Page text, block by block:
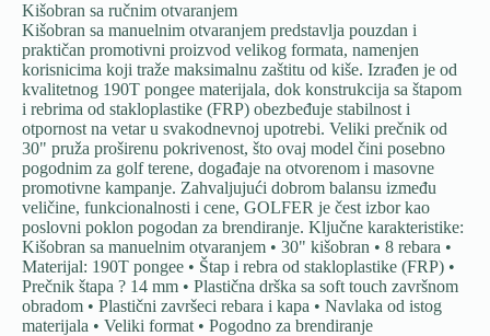
Kišobran sa ručnim otvaranjem
Kišobran sa manuelnim otvaranjem predstavlja pouzdan i
praktičan promotivni proizvod velikog formata, namenjen
korisnicima koji traže maksimalnu zaštitu od kiše. Izrađen je od
kvalitetnog 190T pongee materijala, dok konstrukcija sa štapom
i rebrima od stakloplastike (FRP) obezbeđuje stabilnost i
otpornost na vetar u svakodnevnoj upotrebi. Veliki prečnik od
30" pruža proširenu pokrivenost, što ovaj model čini posebno
pogodnim za golf terene, događaje na otvorenom i masovne
promotivne kampanje. Zahvaljujući dobrom balansu između
veličine, funkcionalnosti i cene, GOLFER je čest izbor kao
poslovni poklon pogodan za brendiranje. Ključne karakteristike:
Kišobran sa manuelnim otvaranjem • 30" kišobran • 8 rebara •
Materijal: 190T pongee • Štap i rebra od stakloplastike (FRP) •
Prečnik štapa ? 14 mm • Plastična drška sa soft touch završnom
obradom • Plastični završeci rebara i kapa • Navlaka od istog
materijala • Veliki format • Pogodno za brendiranje